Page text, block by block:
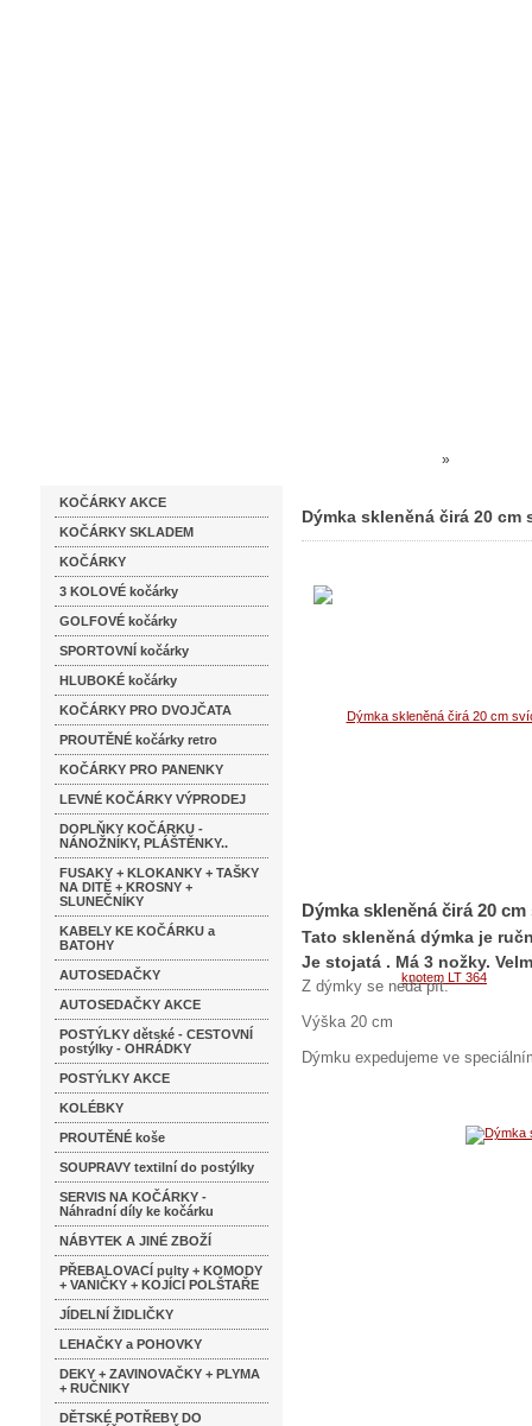
KOČÁRKY AKCE
KOČÁRKY SKLADEM
KOČÁRKY
3 KOLOVÉ kočárky
GOLFOVÉ kočárky
SPORTOVNÍ kočárky
HLUBOKÉ kočárky
KOČÁRKY PRO DVOJČATA
PROUTĚNÉ kočárky retro
KOČÁRKY PRO PANENKY
LEVNÉ KOČÁRKY VÝPRODEJ
DOPLŇKY KOČÁRKU -
NÁNOŽNÍKY, PLÁŠTĚNKY..
FUSAKY + KLOKANKY + TAŠKY
NA DITĚ + KROSNY +
SLUNEČNÍKY
KABELY KE KOČÁRKU a
BATOHY
AUTOSEDAČKY
AUTOSEDAČKY AKCE
POSTÝLKY dětské - CESTOVNÍ
postýlky - OHRÁDKY
POSTÝLKY AKCE
KOLÉBKY
PROUTĚNÉ koše
SOUPRAVY textilní do postýlky
SERVIS NA KOČÁRKY -
Náhradní díly ke kočárku
NÁBYTEK A JINÉ ZBOŽÍ
PŘEBALOVACÍ pulty + KOMODY
+ VANIČKY + KOJÍCÍ POLŠTAŘE
JÍDELNÍ ŽIDLIČKY
LEHAČKY a POHOVKY
DEKY + ZAVINOVAČKY + PLYMA
+ RUČNIKY
DĚTSKÉ POTŘEBY DO
»
knotem LT 364
Dýmka skleněná čirá 20 cm
Dýmka skleněná čirá 20
Tato skleněná dýmka je
Je stojatá . Má 3 nožky.
Z dýmky se nedá pít.
Výška 20 cm
Dýmku expedujeme ve